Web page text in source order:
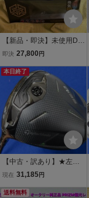
【新品・即決】未使用DIC
E BANK BK54570グレイ
ーレンズ ダイスPHOTOC
ROハイコントラスト山本
光学DICE 24%OFF訳あり
品
即決 27,800 円
本日終了
【中古・訳あり】★左・
レフティ★ テーラーメイ
（10.5°）【R】2025 Dia
現在 31,185円
送料無料